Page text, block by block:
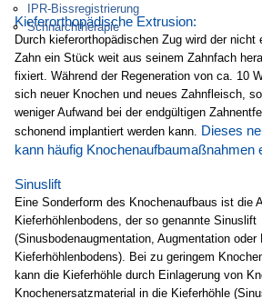
IPR-Bissregistrierung
Schnarchtherapie
Kieferorthopädische Extrusion:
Durch kieferorthopädischen Zug wird der nicht
Zahn ein Stück weit aus seinem Zahnfach
fixiert. Während der Regeneration von ca. 10
sich neuer Knochen und neues Zahnfleisch,
weniger Aufwand bei der endgültigen
schonend implantiert werden kann. Dieses
kann häufig Knochenaufbaumaßnahmen
Sinuslift
Eine Sonderform des Knochenaufbaus ist die
Kieferhöhlenbodens, der so genannte Sinuslift
(Sinusbodenaugmentation, Augmentation oder
Kieferhöhlenbodens). Bei zu geringem
kann die Kieferhöhle durch Einlagerung von
Knochenersatzmaterial in die Kieferhöhle